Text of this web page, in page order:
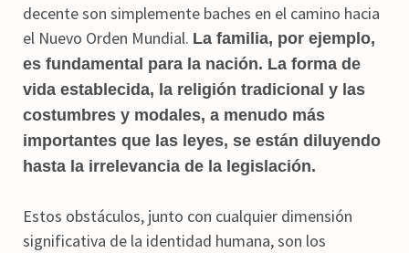
decente son simplemente baches en el camino hacia
el Nuevo Orden Mundial. La familia, por ejemplo,
es fundamental para la nación. La forma de
vida establecida, la religión tradicional y las
costumbres y modales, a menudo más
importantes que las leyes, se están diluyendo
hasta la irrelevancia de la legislación.
Estos obstáculos, junto con cualquier dimensión
significativa de la identidad humana, son los